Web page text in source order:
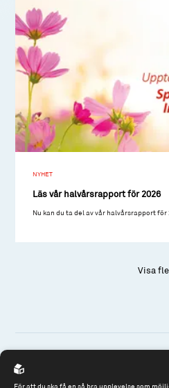
NYHET
Läs vår halvårsrapport för 2026
Nu kan du ta del av vår halvårsrapport för
Visa
För att du ska få en så bra upplevelse som